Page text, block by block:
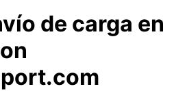
de carga en